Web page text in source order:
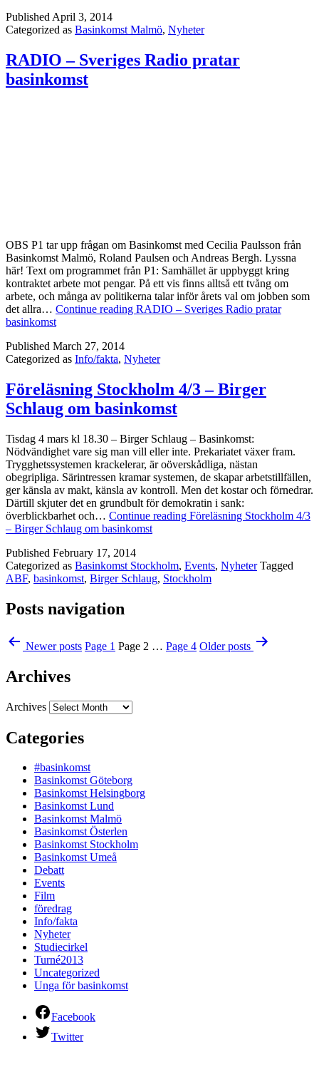
Published April 3, 2014
Categorized as Basinkomst Malmö, Nyheter
RADIO – Sveriges Radio pratar
basinkomst
OBS P1 tar upp frågan om Basinkomst med Cecilia Paulsson från
Basinkomst Malmö, Roland Paulsen och Andreas Bergh. Lyssna
här! Text om programmet från P1: Samhället är uppbyggt kring
kontraktet arbete mot pengar. På ett vis finns alltså ett tvång om
arbete, och många av politikerna talar inför årets val om jobben som
det allra… Continue reading RADIO – Sveriges Radio pratar
basinkomst
Published March 27, 2014
Categorized as Info/fakta, Nyheter
Föreläsning Stockholm 4/3 – Birger
Schlaug om basinkomst
Tisdag 4 mars kl 18.30 – Birger Schlaug – Basinkomst:
Nödvändighet vare sig man vill eller inte. Prekariatet växer fram.
Trygghetssystemen krackelerar, är oöverskådliga, nästan
obegripliga. Särintressen kramar systemen, de skapar arbetstillfällen,
ger känsla av makt, känsla av kontroll. Men det kostar och förnedrar.
Därtill skjuter det en grundbult för demokratin i sank:
överblickbarhet och… Continue reading Föreläsning Stockholm 4/3
– Birger Schlaug om basinkomst
Published February 17, 2014
Categorized as Basinkomst Stockholm, Events, Nyheter Tagged
ABF, basinkomst, Birger Schlaug, Stockholm
Posts navigation
Newerposts Page 1 Page 2 … Page 4 Olderposts
Archives
Archives
Categories
#basinkomst
Basinkomst Göteborg
Basinkomst Helsingborg
Basinkomst Lund
Basinkomst Malmö
Basinkomst Österlen
Basinkomst Stockholm
Basinkomst Umeå
Debatt
Events
Film
föredrag
Info/fakta
Nyheter
Studiecirkel
Turné2013
Uncategorized
Unga för basinkomst
Facebook
Twitter